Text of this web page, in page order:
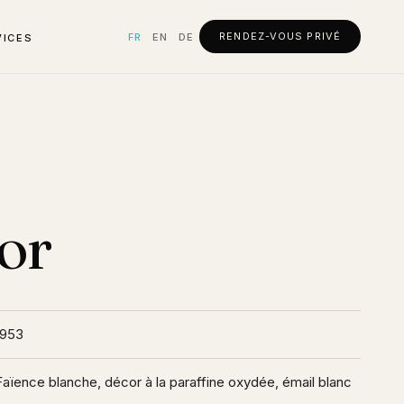
FR EN DE RENDEZ-VOUS PRIVÉ
blanche, décor à la paraffine oxydée, émail blanc